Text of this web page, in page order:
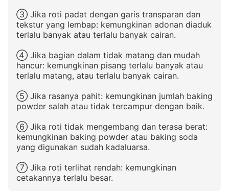
③ Jika roti padat dengan garis transparan dan
tekstur yang lembap: kemungkinan adonan diaduk
terlalu banyak atau terlalu banyak cairan.
④ Jika bagian dalam tidak matang dan mudah
hancur: kemungkinan pisang terlalu banyak atau
terlalu matang, atau terlalu banyak cairan.
⑤ Jika rasanya pahit: kemungkinan jumlah baking
powder salah atau tidak tercampur dengan baik.
⑥ Jika roti tidak mengembang dan terasa berat:
kemungkinan baking powder atau baking soda
yang digunakan sudah kadaluarsa.
⑦ Jika roti terlihat rendah: kemungkinan
cetakannya terlalu besar.